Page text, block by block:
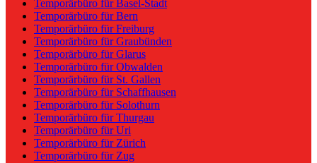
Temporärbüro für Basel-Stadt
Temporärbüro für Bern
Temporärbüro für Freiburg
Temporärbüro für Graubünden
Temporärbüro für Glarus
Temporärbüro für Obwalden
Temporärbüro für St. Gallen
Temporärbüro für Schaffhausen
Temporärbüro für Solothurn
Temporärbüro für Thurgau
Temporärbüro für Uri
Temporärbüro für Zürich
Temporärbüro für Zug